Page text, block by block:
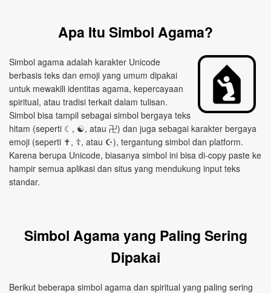
Apa Itu Simbol Agama?
Simbol agama adalah karakter Unicode
berbasis teks dan emoji yang umum dipakai
untuk mewakili identitas agama, kepercayaan
spiritual, atau tradisi terkait dalam tulisan.
Simbol bisa tampil sebagai simbol bergaya teks
hitam (seperti ☾, ☯, atau 卍) dan juga sebagai karakter bergaya
emoji (seperti ✝, ☦, atau ☪), tergantung simbol dan platform.
Karena berupa Unicode, biasanya simbol ini bisa di‑copy paste ke
hampir semua aplikasi dan situs yang mendukung input teks
standar.
Simbol Agama yang Paling Sering
Dipakai
Berikut beberapa simbol agama dan spiritual yang paling sering